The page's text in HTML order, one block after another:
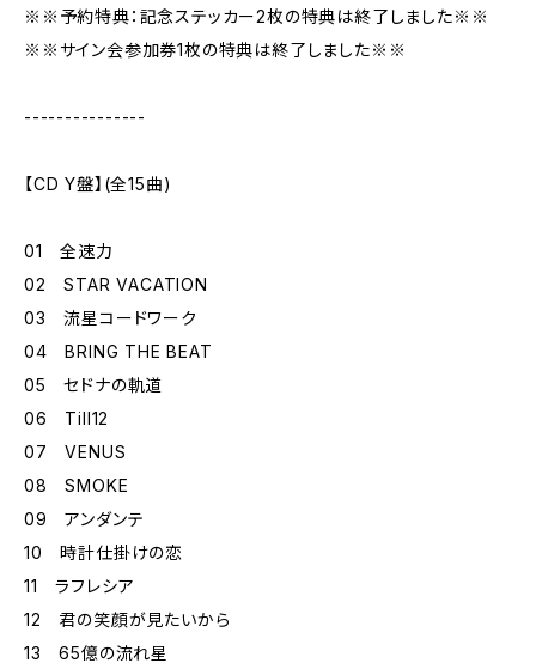
※※予約特典：記念ステッカー2枚の特典は終了しました※※
※※サイン会参加券1枚の特典は終了しました※※
---------------
【CD Y盤】(全15曲)
01 全速力
02 STAR VACATION
03 流星コードワーク
04 BRING THE BEAT
05 セドナの軌道
06 Till12
07 VENUS
08 SMOKE
09 アンダンテ
10 時計仕掛けの恋
11 ラフレシア
12 君の笑顔が見たいから
13 65億の流れ星